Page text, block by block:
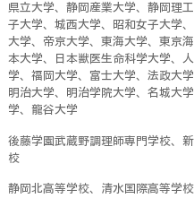
県立大学、静岡産業大学、静岡理
子大学、城西大学、昭和女子大学
大学、帝京大学、東海大学、東京
本大学、日本獣医生命科学大学、
学、福岡大学、富士大学、法政大
明治大学、明治学院大学、名城大
学、龍谷大学
後藤学園武蔵野調理師専門学校、
校
静岡北高等学校、清水国際高等学